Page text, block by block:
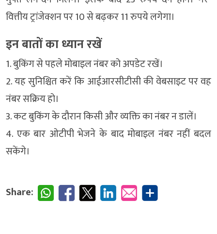
वित्तीय ट्रांजेक्शन पर 10 से बढ़कर 11 रुपये लगेगा।
इन बातों का ध्यान रखें
1. बुकिंग से पहले मोबाइल नंबर को अपडेट रखें।
2. यह सुनिश्चित करें कि आईआरसीटीसी की वेबसाइट पर वह
नंबर सक्रिय हो।
3. कट बुकिंग के दौरान किसी और व्यक्ति का नंबर न डालें।
4. एक बार ओटीपी भेजने के बाद मोबाइल नंबर नहीं बदल
सकेंगे।
Share: